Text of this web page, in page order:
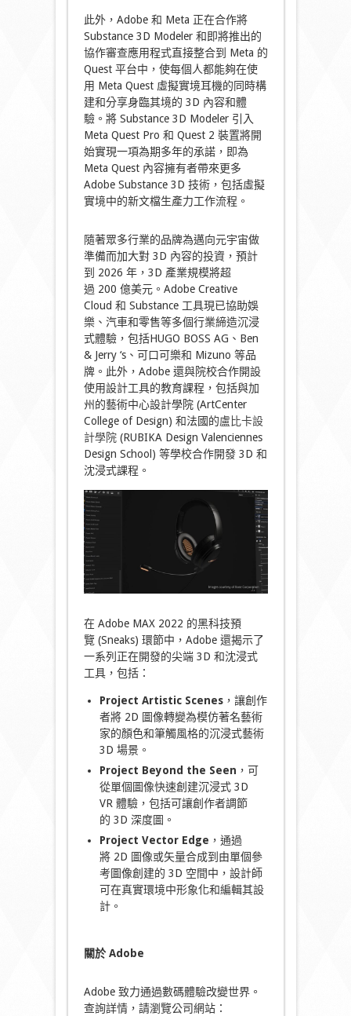
此外，Adobe 和 Meta 正在合作將
Substance 3D Modeler 和即將推出的
協作審查應用程式直接整合到 Meta 的
Quest 平台中，使每個人都能夠在使
用 Meta Quest 虛擬實境耳機的同時構
建和分享身臨其境的 3D 內容和體
驗。將 Substance 3D Modeler 引入
Meta Quest Pro 和 Quest 2 裝置將開
始實現一項為期多年的承諾，即為
Meta Quest 內容擁有者帶來更多
Adobe Substance 3D 技術，包括虛擬
實境中的新文檔生產力工作流程。
隨著眾多行業的品牌為邁向元宇宙做
準備而加大對 3D 內容的投資，預計
到 2026 年，3D 產業規模將超
過 200 億美元。Adobe Creative
Cloud 和 Substance 工具現已協助娛
樂、汽車和零售等多個行業締造沉浸
式體驗，包括HUGO BOSS AG、Ben
& Jerry ‘s、可口可樂和 Mizuno 等品
牌。此外，Adobe 還與院校合作開設
使用設計工具的教育課程，包括與加
州的藝術中心設計學院 (ArtCenter
College of Design) 和法國的盧比卡設
計學院(RUBIKA Design Valenciennes
Design School) 等學校合作開發 3D 和
沈浸式課程。
在 Adobe MAX 2022 的黑科技預
覽 (Sneaks) 環節中，Adobe 還揭示了
一系列正在開發的尖端 3D 和沈浸式
工具，包括：
Project Artistic Scenes，讓創作
者將 2D 圖像轉變為模仿著名藝術
家的顏色和筆觸風格的沉浸式藝術
3D 場景。
Project Beyond the Seen ，可
從單個圖像快速創建沉浸式 3D
VR 體驗，包括可讓創作者調節
的 3D 深度圖。
Project Vector Edge ，通過
將 2D 圖像或矢量合成到由單個參
考圖像創建的 3D 空間中，設計師
可在真實環境中形象化和編輯其設
計。
關於Adobe
Adobe 致力通過數碼體驗改變世界。
查詢詳情，請瀏覽公司網站：